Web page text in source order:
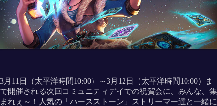
3月11日（太平洋時間10:00）～3月12日（太平洋時間10:00）ま
で開催される次回コミュニティデイでの祝賀会に、みんな、集
まれぇ～！人気の「ハースストーン」ストリーマー達と一緒に